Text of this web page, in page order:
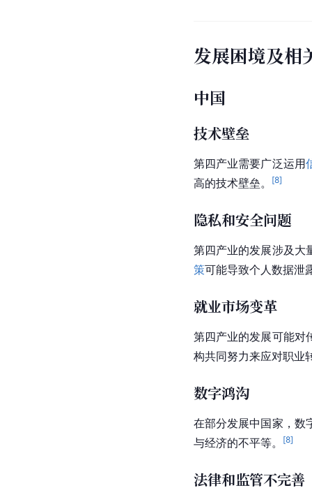
发展困境及相
中国
技术壁垒
第四产业需要广泛运用
高的技术壁垒。
[8]
隐私和安全问题
第四产业的发展涉及大
策可能导致个人数据泄
就业市场变革
第四产业的发展可能对
构共同努力来应对职业
数字鸿沟
在部分发展中国家，数
与经济的不平等。
[8]
法律和监管不完善